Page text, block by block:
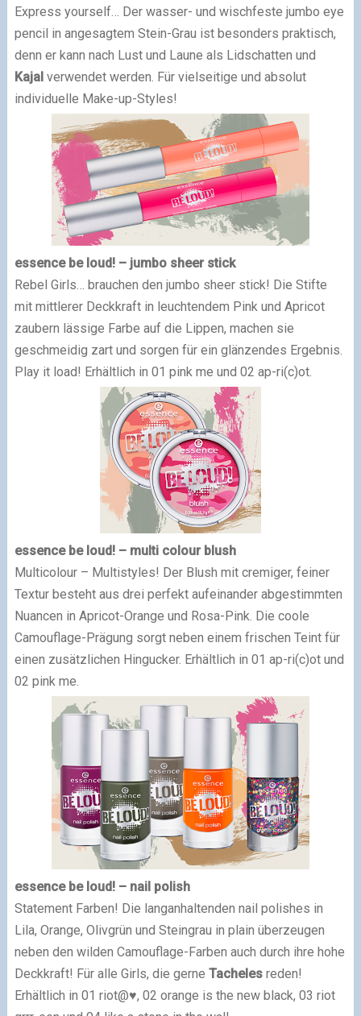
Express yourself… Der wasser- und wischfeste jumbo eye
pencil in angesagtem Stein-Grau ist besonders praktisch,
denn er kann nach Lust und Laune als Lidschatten und
Kajal verwendet werden. Für vielseitige und absolut
individuelle Make-up-Styles!
essence be loud! – jumbo sheer stick
Rebel Girls… brauchen den jumbo sheer stick! Die Stifte
mit mittlerer Deckkraft in leuchtendem Pink und Apricot
zaubern lässige Farbe auf die Lippen, machen sie
geschmeidig zart und sorgen für ein glänzendes Ergebnis.
Play it load! Erhältlich in 01 pink me und 02 ap-ri(c)ot.
essence be loud! – multi colour blush
Multicolour – Multistyles! Der Blush mit cremiger, feiner
Textur besteht aus drei perfekt aufeinander abgestimmten
Nuancen in Apricot-Orange und Rosa-Pink. Die coole
Camouflage-Prägung sorgt neben einem frischen Teint für
einen zusätzlichen Hingucker. Erhältlich in 01 ap-ri(c)ot und
02 pink me.
essence be loud! – nail polish
Statement Farben! Die langanhaltenden nail polishes in
Lila, Orange, Olivgrün und Steingrau in plain überzeugen
neben den wilden Camouflage-Farben auch durch ihre hohe
Deckkraft! Für alle Girls, die gerne Tachelesreden!
Erhältlich in 01 riot@♥, 02 orange is the new black, 03 riot